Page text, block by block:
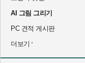
AI 그림 그리기
PC 견적 게시판
더보기